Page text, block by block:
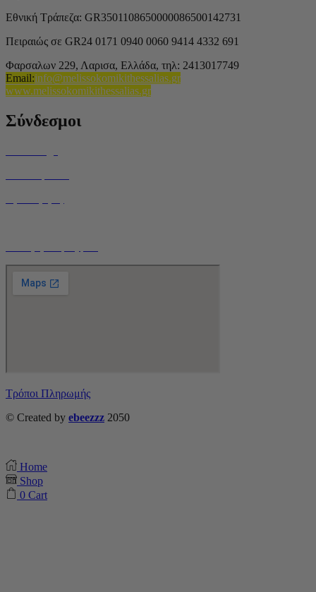
Εθνική Τράπεζα: GR3501108650000086500142731
Πειραιώς σε GR24 0171 0940 0060 9414 4332 691
Φαρσαλων 229, Λαρισα, Ελλάδα, τηλ: 2413017749
Email:info@melissokomikithessalias.gr
www.melissokomikithessalias.gr
Σύνδεσμοι
Τρόποι Πληρωμής
© Created by ebeezzz 2050
Home
Shop
0 Cart